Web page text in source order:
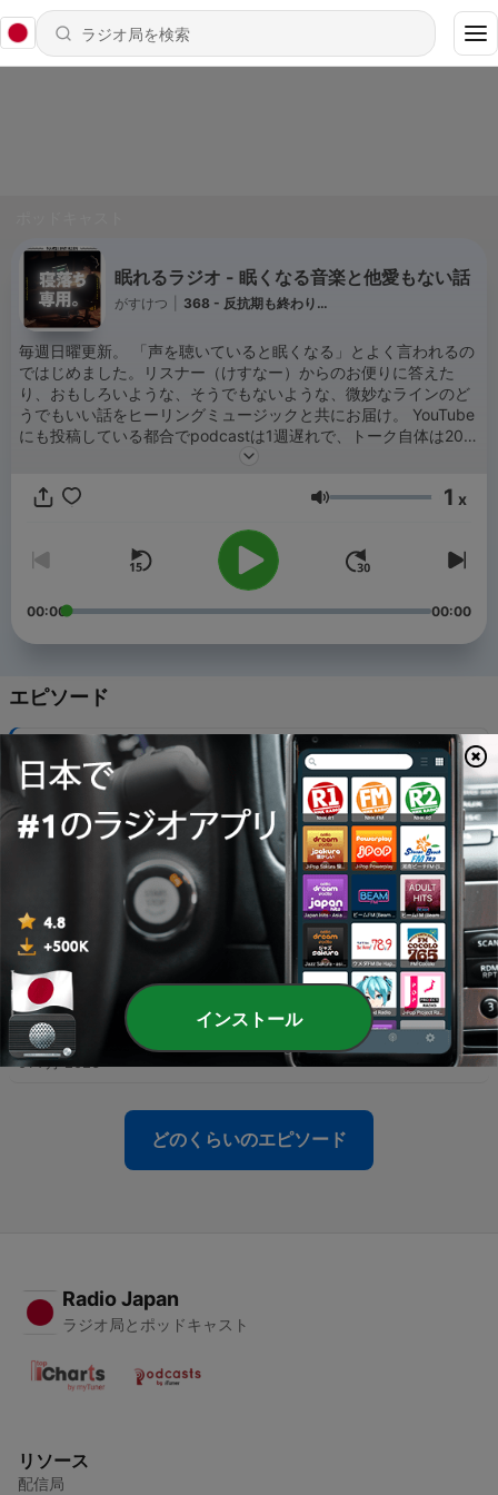
眠れるラジオ - 眠くなる音楽と他愛もない話
がすけつ 368 - 反抗期も終わり…
毎週日曜更新。 「声を聴いていると眠くなる」とよく言われるの
ではじめました。リスナー（けすなー）からのお便りに答えた
り、おもしろいような、そうでもないような、微妙なラインのど
うでもいい話をヒーリングミュージックと共にお届け。 YouTube
にも投稿している都合でpodcastは1週遅れで、トーク自体は20秒
Shirakawa・ichi
音量 1 x
00:00 00:00
エピソード
反抗期も終わり…
26 7月 2026
367 - 犬の面倒
12 7月 2026
05 7月 2026
364 - 上海旅1日目の回を上げ忘れていました
01 7月 2026
どのくらいのエピソード
Radio Japan
ラジオ局とポッドキャスト
リソース
配信局
インストール